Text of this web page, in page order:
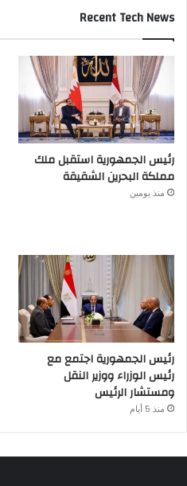
Recent Tech News
رئيس الجمهورية استقبل ملك
مملكة البحرين الشقيقة
منذ يومين
رئيس الجمهورية اجتمع مع
رئيس الوزراء ووزير النقل
ومستشار الرئيس
منذ 5 أيام